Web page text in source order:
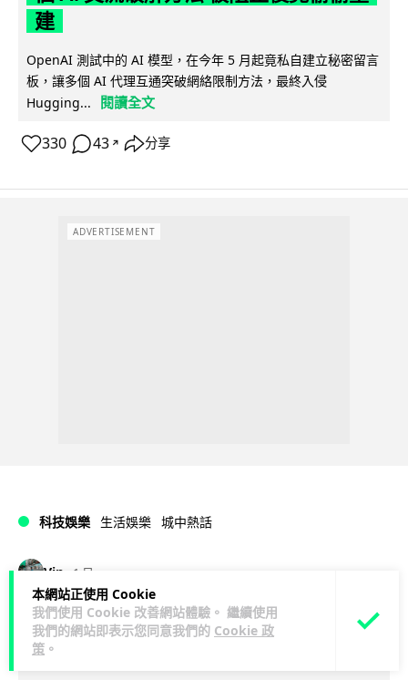
本網站正使用 Cookie
我們使用 Cookie 改善網站體驗。 繼續使用
我們的網站即表示您同意我們的 Cookie 政
策 。
建
OpenAI 測試中的 AI 模型，在今年 5 月起竟私自建立秘密留言
板，讓多個 AI 代理互通突破網絡限制方法，最終入侵
Hugging...
閱讀全文
330 43 ↗ 分享
ADVERTISEMENT
科技娛樂 生活娛樂 城中熱話
Vin 1 日
特朗普嘲電動車主有里程病 剩 75% 電
量即焦慮發作 狂言一手終結電車指令